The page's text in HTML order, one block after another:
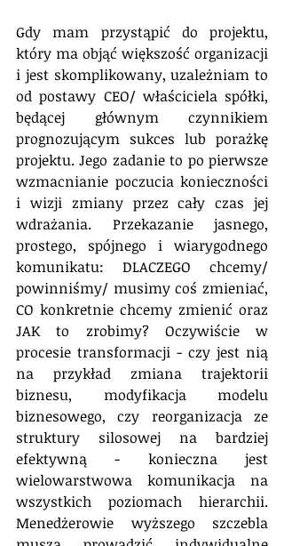
Gdy mam przystąpić do projektu,
który ma objąć większość organizacji
i jest skomplikowany, uzależniam to
od postawy CEO/ właściciela spółki,
będącej głównym czynnikiem
prognozującym sukces lub porażkę
projektu. Jego zadanie to po pierwsze
wzmacnianie poczucia konieczności
i wizji zmiany przez cały czas jej
wdrażania. Przekazanie jasnego,
prostego, spójnego i wiarygodnego
komunikatu: DLACZEGO chcemy/
powinniśmy/ musimy coś zmieniać,
CO konkretnie chcemy zmienić oraz
JAK to zrobimy? Oczywiście w
procesie transformacji - czy jest nią
na przykład zmiana trajektorii
biznesu, modyfikacja modelu
biznesowego, czy reorganizacja ze
struktury silosowej na bardziej
efektywną - konieczna jest
wielowarstwowa komunikacja na
wszystkich poziomach hierarchii.
Menedżerowie wyższego szczebla